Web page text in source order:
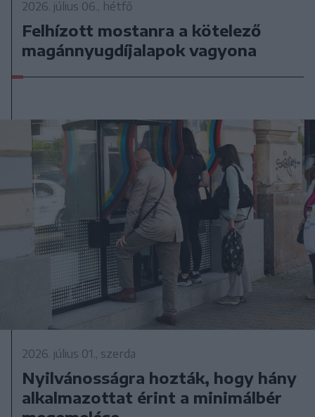
2026. július 06., hétfő
Felhízott mostanra a kötelező
magánnyugdíjalapok vagyona
2026. július 01., szerda
Nyilvánosságra hozták, hogy hány
alkalmazottat érint a minimálbér